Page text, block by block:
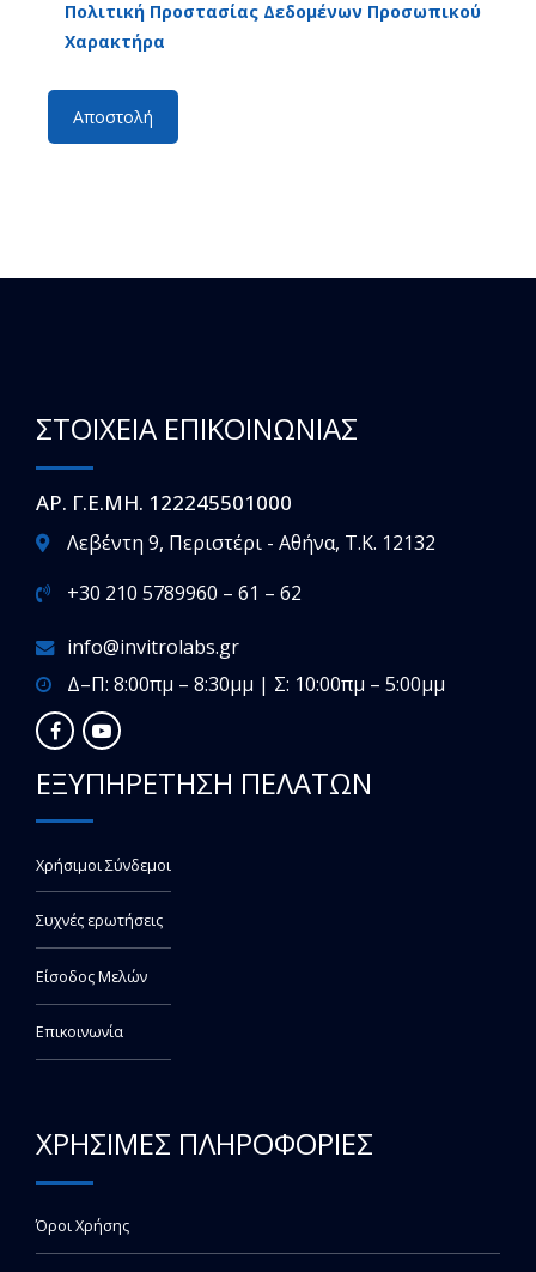
Πολιτική Προστασίας Δεδομένων Προσωπικού
Χαρακτήρα
ΣΤΟΙΧΕΙΑ ΕΠΙΚΟΙΝΩΝΙΑΣ
ΑΡ. Γ.Ε.ΜΗ. 122245501000
Λεβέντη 9, Περιστέρι - Αθήνα, T.K. 12132
+30 210 5789960 – 61 – 62
info@invitrolabs.gr
Δ–Π: 8:00πμ – 8:30μμ | Σ: 10:00πμ – 5:00μμ
ΕΞΥΠΗΡΕΤΗΣΗ ΠΕΛΑΤΩΝ
Χρήσιμοι Σύνδεμοι
Συχνές ερωτήσεις
Είσοδος Μελών
Επικοινωνία
ΧΡΗΣΙΜΕΣ ΠΛΗΡΟΦΟΡΙΕΣ
Όροι Χρήσης